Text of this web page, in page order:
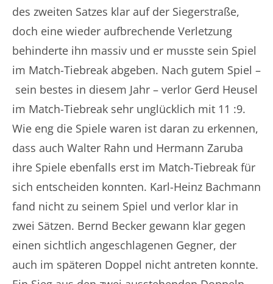
des zweiten Satzes klar auf der Siegerstraße,
doch eine wieder aufbrechende Verletzung
behinderte ihn massiv und er musste sein Spiel
im Match-Tiebreak abgeben. Nach gutem Spiel –
sein bestes in diesem Jahr – verlor Gerd Heusel
im Match-Tiebreak sehr unglücklich mit 11 :9.
Wie eng die Spiele waren ist daran zu erkennen,
dass auch Walter Rahn und Hermann Zaruba
ihre Spiele ebenfalls erst im Match-Tiebreak für
sich entscheiden konnten. Karl-Heinz Bachmann
fand nicht zu seinem Spiel und verlor klar in
zwei Sätzen. Bernd Becker gewann klar gegen
einen sichtlich angeschlagenen Gegner, der
auch im späteren Doppel nicht antreten konnte.